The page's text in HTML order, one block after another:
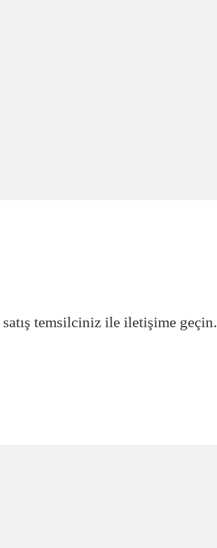
temsilciniz ile iletişime geçin.